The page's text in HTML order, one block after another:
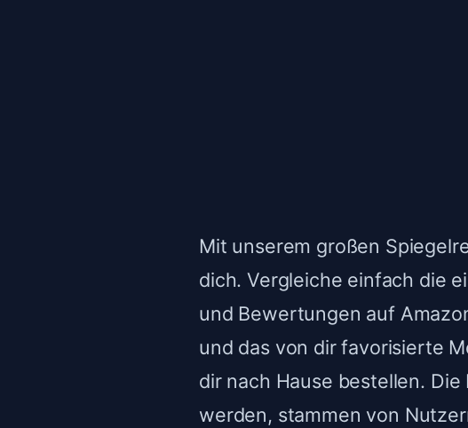
Mit unserem großen
dich. Vergleiche einfach die
und Bewertungen auf
und das von dir favorisierte
dir nach Hause bestellen.
werden, stammen von